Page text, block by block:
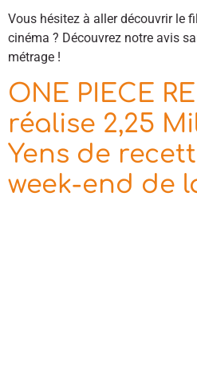
Vous hésitez à aller découvrir le
cinéma ? Découvrez notre avis
métrage !
ONE PIECE
réalise 2,25
Yens de
week-end de